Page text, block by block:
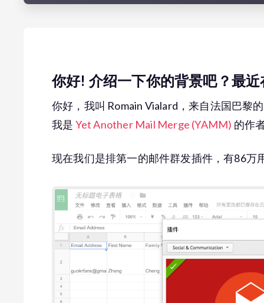
你好! 介绍一下你的背景吧？最
你好，我叫 Romain Vialard，来自法国巴黎
我是 Yet Another Mail Merge (YAMM) 的作
现在我们是排第一的邮件群发插件，有86万